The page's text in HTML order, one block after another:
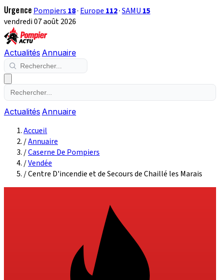
Urgence Pompiers 18· Europe 112·SAMU 15
vendredi 07 août 2026
Actualités Annuaire
Actualités Annuaire
Accueil
/Annuaire
/Caserne De Pompiers
/Vendée
/Centre D'incendie et de Secours de Chaillé les Marais